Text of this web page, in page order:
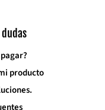
dudas
producto